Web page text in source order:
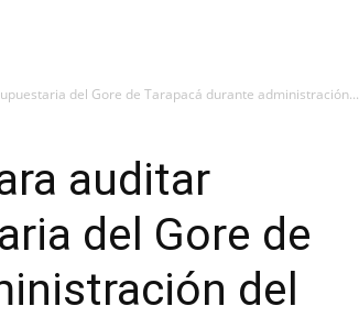
del Gore de Tarapacá durante administración...
auditar
del Gore de
del